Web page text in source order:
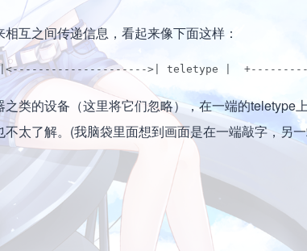
互之间传递信息，看起来像下面这样：
>| teletype |
类的设备（这里将它们忽略），在一端的teletype
太了解。(我脑袋里面想到画面是在一端敲字，另